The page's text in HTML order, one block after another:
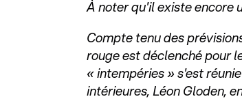
À noter qu'il existe encore
Compte tenu des
rouge est déclenché pour
« intempéries » s'est
intérieures, Léon Gloden,